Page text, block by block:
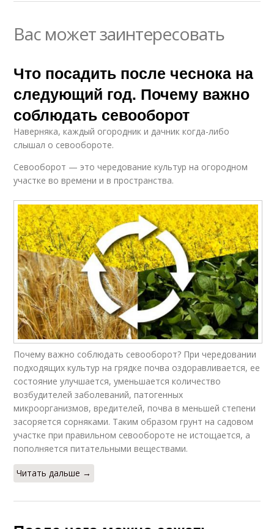
Вас может заинтересовать
Что посадить после чеснока на
следующий год. Почему важно
соблюдать севооборот
Наверняка, каждый огородник и дачник когда-либо
слышал о севообороте.
Севооборот — это чередование культур на огородном
участке во времени и в пространства.
Почему важно соблюдать севооборот? При чередовании
подходящих культур на грядке почва оздоравливается, ее
состояние улучшается, уменьшается количество
возбудителей заболеваний, патогенных
микроорганизмов, вредителей, почва в меньшей степени
засоряется сорняками. Таким образом грунт на садовом
участке при правильном севообороте не истощается, а
пополняется питательными веществами.
Читать дальше →